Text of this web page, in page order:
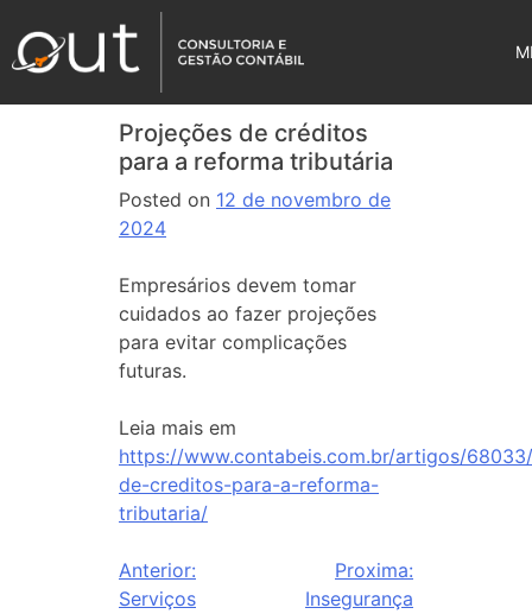
Projeções de créditos
para a reforma tributária
Posted on 12 de novembro de
2024
Empresários devem tomar
cuidados ao fazer projeções
para evitar complicações
futuras.
Leia mais em
https://www.contabeis.com.br/artigos/
de-creditos-para-a-reforma-
tributaria/
Anterior:
Serviços
Proxima:
Insegurança